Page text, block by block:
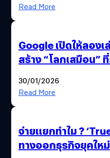
Read More
Google เปิดให้ลองเ
สร้าง “โลกเสมือน”
30/01/2026
Read More
จ่ายแยกทำไม ?
ทางออกธุรกิจยุคใหม่